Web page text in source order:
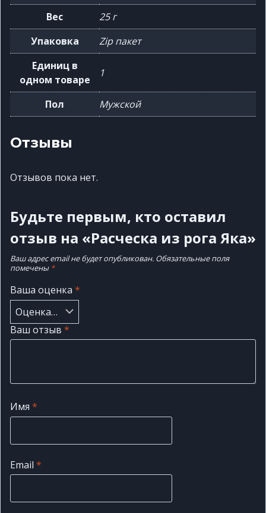
Вес
25 г
Упаковка
Zip пакет
Единиц в
одном товаре
1
Пол Мужской
Отзывы
Отзывов пока нет.
Будьте первым, кто оставил
отзыв на «Расческа из рога Яка»
Ваш адрес email не будет опубликован. Обязательные поля
помечены *
Ваша оценка *
Ваш отзыв *
Имя *
Email *